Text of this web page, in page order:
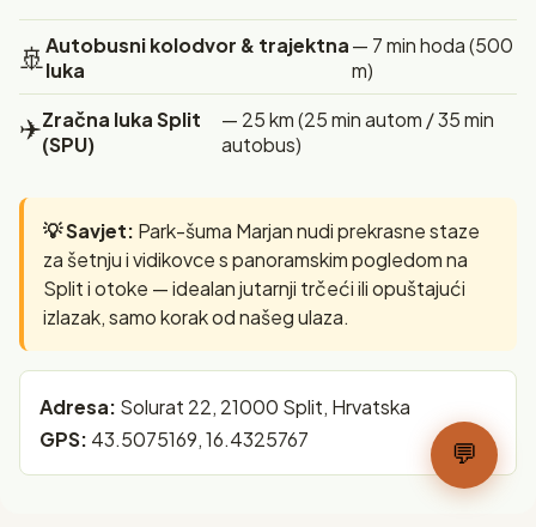
🚢Autobusni kolodvor & trajektna
luka
— 7 min hoda (500
m)
✈️Zračna luka Split
(SPU)
— 25 km (25 min autom / 35 min
autobus)
💡 Savjet: Park-šuma Marjan nudi prekrasne staze
za šetnju i vidikovce s panoramskim pogledom na
Split i otoke — idealan jutarnji trčeći ili opuštajući
izlazak, samo korak od našeg ulaza.
Adresa: Solurat 22, 21000 Split, Hrvatska
GPS: 43.5075169, 16.4325767
💬